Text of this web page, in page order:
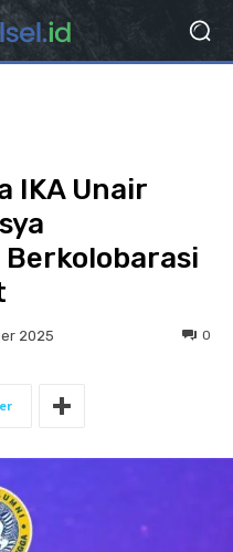
IKA Unair
2025 0